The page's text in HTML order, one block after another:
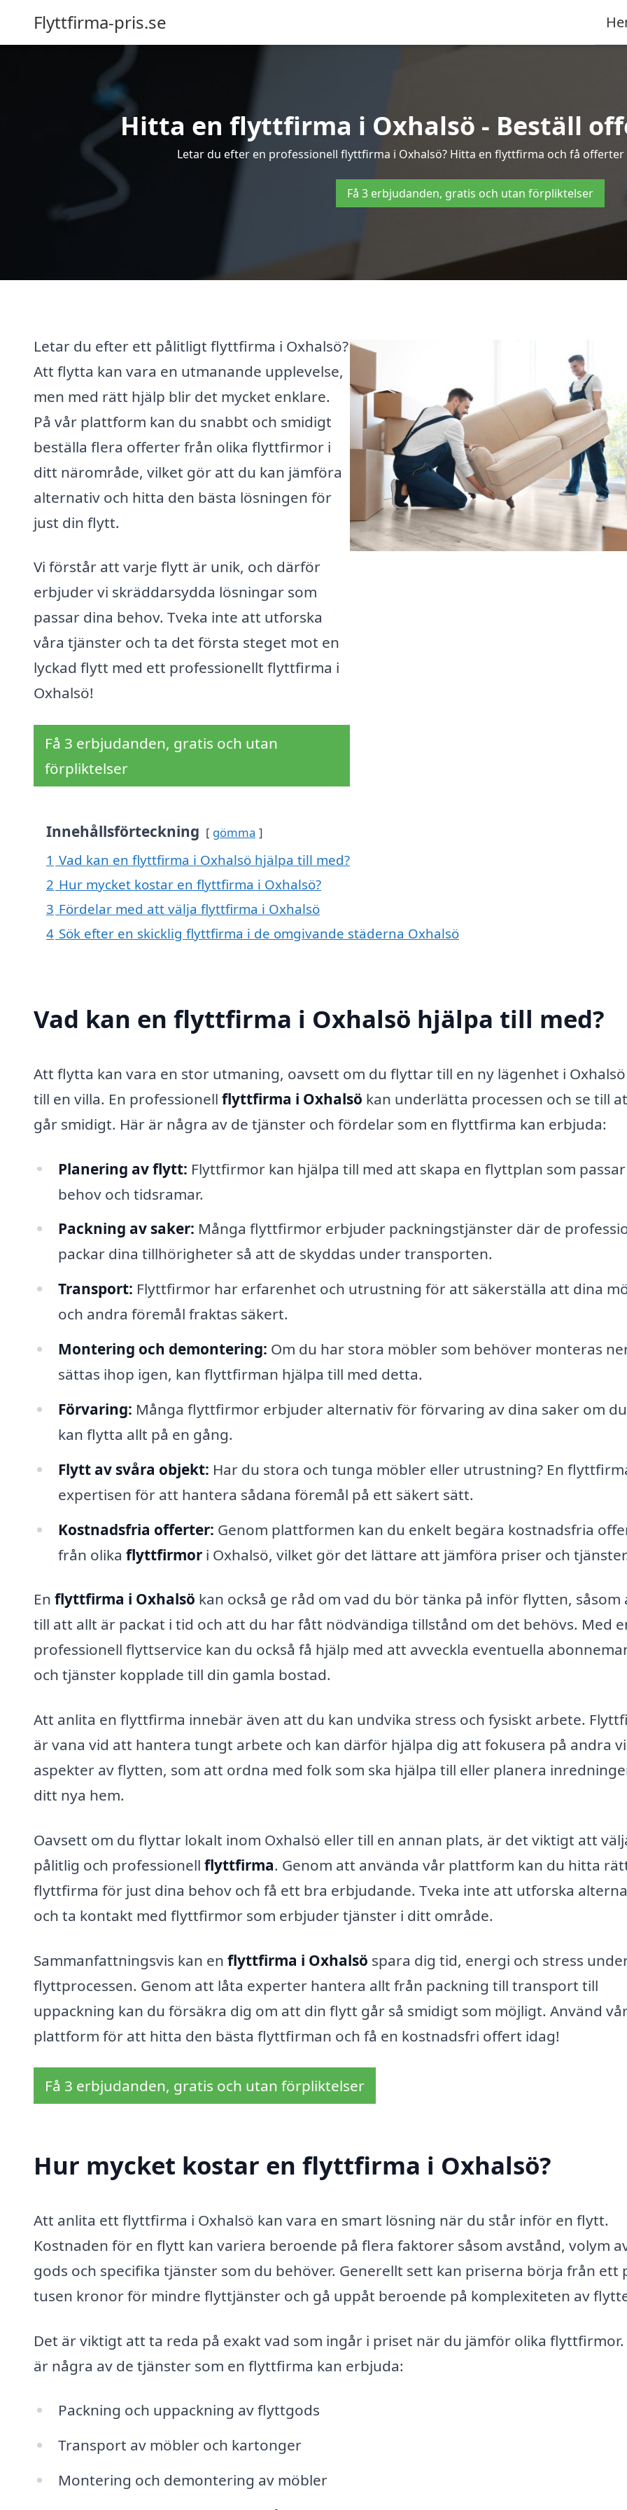
Flyttfirma-pris.se
Hitta en flyttfirma i Oxhalsö - Beställ
Letar du efter en professionell flyttfirma i Oxhalsö? Hitta en flyttfirma och få
Få 3 erbjudanden, gratis och utan förpliktelser
Letar du efter ett pålitligt flyttfirma i Oxhalsö?
Att flytta kan vara en utmanande upplevelse,
men med rätt hjälp blir det mycket enklare.
På vår plattform kan du snabbt och smidigt
beställa flera offerter från olika flyttfirmor i
ditt närområde, vilket gör att du kan jämföra
alternativ och hitta den bästa lösningen för
just din flytt.
Vi förstår att varje flytt är unik, och därför
erbjuder vi skräddarsydda lösningar som
passar dina behov. Tveka inte att utforska
våra tjänster och ta det första steget mot en
lyckad flytt med ett professionellt flyttfirma i
Oxhalsö!
Få 3 erbjudanden, gratis och utan
förpliktelser
Innehållsförteckning gömma
1 Vad kan en flyttfirma i Oxhalsö hjälpa till med?
2 Hur mycket kostar en flyttfirma i Oxhalsö?
3 Fördelar med att välja flyttfirma i Oxhalsö
4 Sök efter en skicklig flyttfirma i de omgivande städerna Oxhalsö
Vad kan en flyttfirma i Oxhalsö hjälpa till med?
Att flytta kan vara en stor utmaning, oavsett om du flyttar till en ny lägenhet i
till en villa. En professionell flyttfirma i Oxhalsö kan underlätta processen och se till
går smidigt. Här är några av de tjänster och fördelar som en flyttfirma kan erbjuda:
Planering av flytt: Flyttfirmor kan hjälpa till med att skapa en flyttplan som
behov och tidsramar.
Packning av saker: Många flyttfirmor erbjuder packningstjänster där de
packar dina tillhörigheter så att de skyddas under transporten.
Transport: Flyttfirmor har erfarenhet och utrustning för att säkerställa att dina
och andra föremål fraktas säkert.
Montering och demontering: Om du har stora möbler som behöver monteras
sättas ihop igen, kan flyttfirman hjälpa till med detta.
Förvaring: Många flyttfirmor erbjuder alternativ för förvaring av dina saker om
kan flytta allt på en gång.
Flytt av svåra objekt: Har du stora och tunga möbler eller utrustning? En
expertisen för att hantera sådana föremål på ett säkert sätt.
Kostnadsfria offerter: Genom plattformen kan du enkelt begära kostnadsfria
från olika flyttfirmori Oxhalsö, vilket gör det lättare att jämföra priser och
En flyttfirma i Oxhalsö kan också ge råd om vad du bör tänka på inför flytten, såsom
till att allt är packat i tid och att du har fått nödvändiga tillstånd om det behövs. Med
professionell flyttservice kan du också få hjälp med att avveckla eventuella
och tjänster kopplade till din gamla bostad.
Att anlita en flyttfirma innebär även att du kan undvika stress och fysiskt arbete.
är vana vid att hantera tungt arbete och kan därför hjälpa dig att fokusera på andra
aspekter av flytten, som att ordna med folk som ska hjälpa till eller planera
ditt nya hem.
Oavsett om du flyttar lokalt inom Oxhalsö eller till en annan plats, är det viktigt att
pålitlig och professionell flyttfirma. Genom att använda vår plattform kan du hitta
flyttfirma för just dina behov och få ett bra erbjudande. Tveka inte att utforska
och ta kontakt med flyttfirmor som erbjuder tjänster i ditt område.
Sammanfattningsvis kan en flyttfirma i Oxhalsö spara dig tid, energi och stress
flyttprocessen. Genom att låta experter hantera allt från packning till transport till
uppackning kan du försäkra dig om att din flytt går så smidigt som möjligt. Använd
plattform för att hitta den bästa flyttfirman och få en kostnadsfri offert idag!
Få 3 erbjudanden, gratis och utan förpliktelser
Hur mycket kostar en flyttfirma i Oxhalsö?
Att anlita ett flyttfirma i Oxhalsö kan vara en smart lösning när du står inför en flytt.
Kostnaden för en flytt kan variera beroende på flera faktorer såsom avstånd, volym
gods och specifika tjänster som du behöver. Generellt sett kan priserna börja från ett
tusen kronor för mindre flyttjänster och gå uppåt beroende på komplexiteten av
Det är viktigt att ta reda på exakt vad som ingår i priset när du jämför olika
är några av de tjänster som en flyttfirma kan erbjuda:
Packning och uppackning av flyttgods
Transport av möbler och kartonger
Montering och demontering av möbler